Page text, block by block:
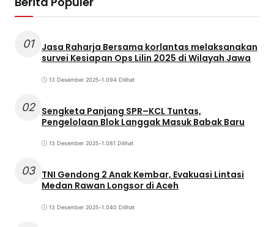
01
Jasa Raharja Bersama korlantas melaksanakan
survei Kesiapan Ops Lilin 2025 di Wilayah Jawa
13 Desember 2025•1.094 Dilihat
02 Sengketa Panjang SPR–KCL Tuntas,
Pengelolaan Blok Langgak Masuk Babak Baru
13 Desember 2025•1.081 Dilihat
03 TNI Gendong 2 Anak Kembar, Evakuasi Lintasi
Medan Rawan Longsor di Aceh
13 Desember 2025•1.040 Dilihat